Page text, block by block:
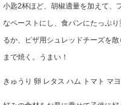
小匙2杯ほど、胡椒適量を加えて、
なペーストにし、食パンにたっぷ
るか、ピザ用シュレッドチーズを
まで焼く。うまい！
きゅうり 卵 レタス ハム トマト マ